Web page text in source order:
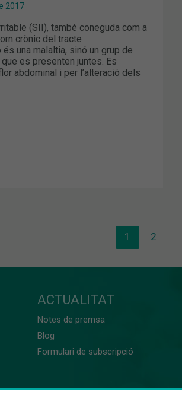
2017
(SII), també coneguda com a
crònic del tracte
una malaltia, sinó un grup de
es presenten juntes. Es
abdominal i per l’alteració dels
1 2
ACTUALITAT
Notes de premsa
Blog
Formulari de subscripció